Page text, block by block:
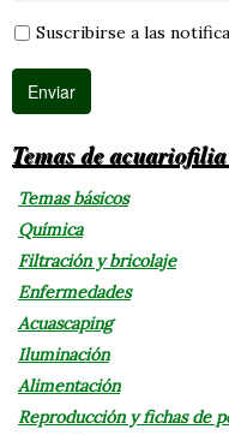
Suscribirse a las
Temas de
Temas básicos
Química
Filtración y bricolaje
Enfermedades
Acuascaping
Iluminación
Alimentación
Reproducción y fichas de